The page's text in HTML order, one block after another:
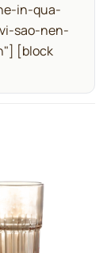
in-qua-
sao-nen-
[block